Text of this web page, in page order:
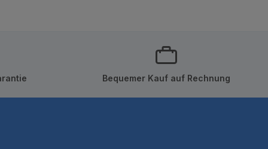
Bequemer Kauf auf Rechnung